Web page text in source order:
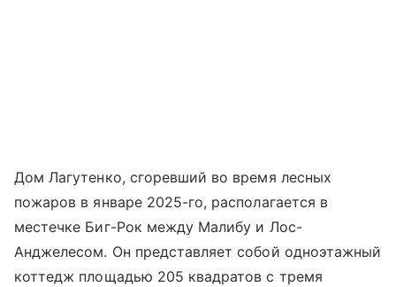
Дом Лагутенко, сгоревший во время лесных
пожаров в январе 2025-го, располагается в
местечке Биг-Рок между Малибу и Лос-
Анджелесом. Он представляет собой одноэтажный
коттедж площадью 205 квадратов с тремя